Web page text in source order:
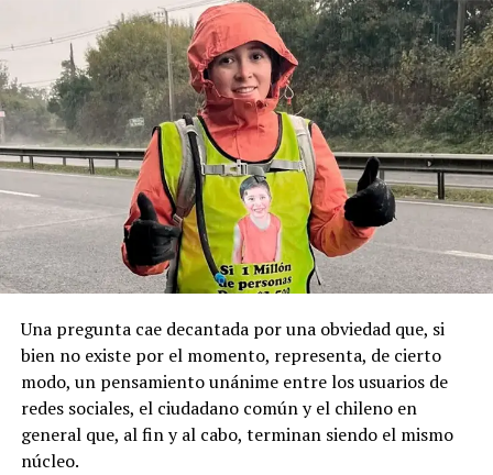
de Puqueldón, donde Montecinos ejerció como
autoridad y mantenía vínculos con sectores políticos
locales, principalmente de derecha.
Pese a la gravedad a la gravedad de los hechos, no se
registraron declaraciones públicas de su partido ni
sanciones políticas posteriores.
buscamos es que esta fecha sea un feriado regional
permanente y se haga justicia con esta posesión
geopolítica que es tan importante”.
Recordemos que el 21 de Septiembre de 1883 se produjo
la Toma de Posesión del Estrecho de Magallanes, donde
el capitán Juan Guillermos y 23 tripulantes a bordo de la
Goleta de Guerra Ancud de la Armada tomaron posesión
de estas tierras patagónicas donde izaron la bandera
nacional declarando este territorio como parte de Chile.
Una pregunta cae decantada por una obviedad que, si
bien no existe por el momento, representa, de cierto
modo, un pensamiento unánime entre los usuarios de
redes sociales, el ciudadano común y el chileno en
general que, al fin y al cabo, terminan siendo el mismo
núcleo.